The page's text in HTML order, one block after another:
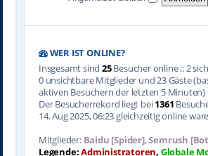
WER IST ONLINE?
Insgesamt sind 25Besucher online :: 2
0 unsichtbare Mitglieder und 23 Gäste
aktiven Besuchern der letzten 5 Minuten)
Der Besucherrekord liegt bei1361
14. Aug 2025, 06:23 gleichzeitig online
Mitglieder: Baidu [Spider],Semrush
Legende:Administratoren, Globale